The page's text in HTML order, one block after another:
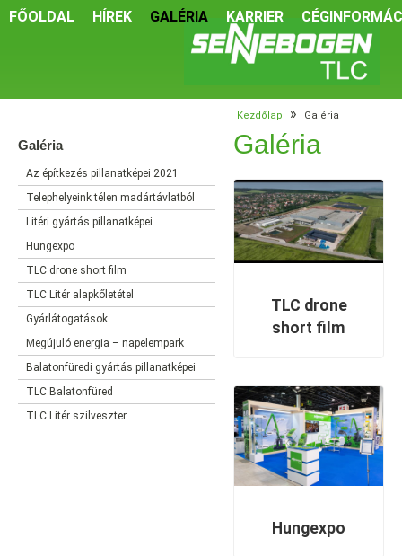
FŐOLDAL HÍREK GALÉRIA KARRIER
Kezdőlap » Galéria
Galéria
TLC drone
short film
Hungexpo
Galéria
Az építkezés pillanatképei 2021
Telephelyeink télen madártávlatból
Litéri gyártás pillanatképei
Hungexpo
TLC drone short film
TLC Litér alapkőletétel
Gyárlátogatások
Megújuló energia – napelempark
Balatonfüredi gyártás pillanatképei
TLC Balatonfüred
TLC Litér szilveszter